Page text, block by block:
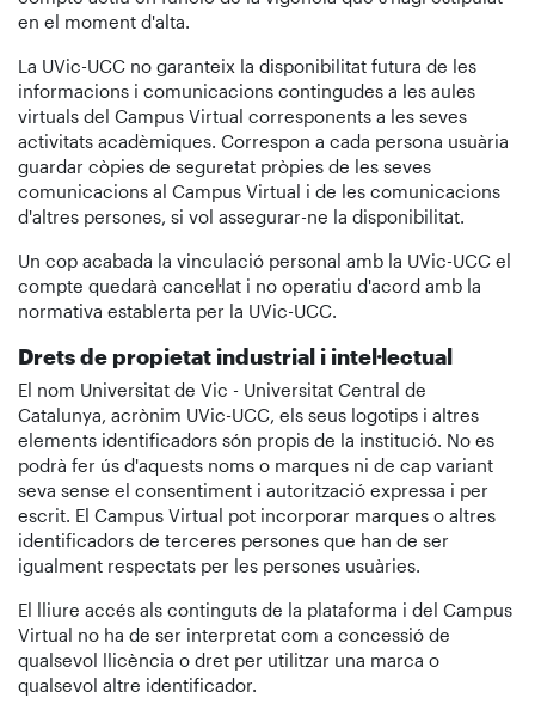
en el moment d'alta.
La UVic-UCC no garanteix la disponibilitat futura de les
informacions i comunicacions contingudes a les aules
virtuals del Campus Virtual corresponents a les seves
activitats acadèmiques. Correspon a cada persona usuària
guardar còpies de seguretat pròpies de les seves
comunicacions al Campus Virtual i de les comunicacions
d'altres persones, si vol assegurar-ne la disponibilitat.
Un cop acabada la vinculació personal amb la UVic-UCC el
compte quedarà cancel·lat i no operatiu d'acord amb la
normativa establerta per la UVic-UCC.
Drets de propietat industrial i intel·lectual
El nom Universitat de Vic - Universitat Central de
Catalunya, acrònim UVic-UCC, els seus logotips i altres
elements identificadors són propis de la institució. No es
podrà fer ús d'aquests noms o marques ni de cap variant
seva sense el consentiment i autorització expressa i per
escrit. El Campus Virtual pot incorporar marques o altres
identificadors de terceres persones que han de ser
igualment respectats per les persones usuàries.
El lliure accés als continguts de la plataforma i del Campus
Virtual no ha de ser interpretat com a concessió de
qualsevol llicència o dret per utilitzar una marca o
qualsevol altre identificador.